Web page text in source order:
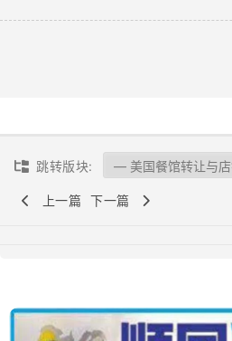
跳转版块:
上一篇 下一篇